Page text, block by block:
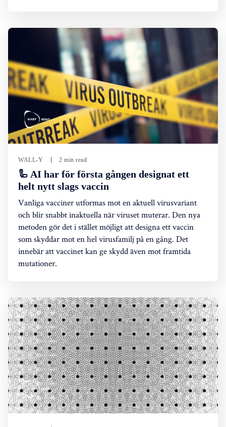
WALL-Y 2 min read
🦾 AI har för första gången designat ett
helt nytt slags vaccin
Vanliga vacciner utformas mot en aktuell virusvariant
och blir snabbt inaktuella när viruset muterar. Den nya
metoden gör det i stället möjligt att designa ett vaccin
som skyddar mot en hel virusfamilj på en gång. Det
innebär att vaccinet kan ge skydd även mot framtida
mutationer.